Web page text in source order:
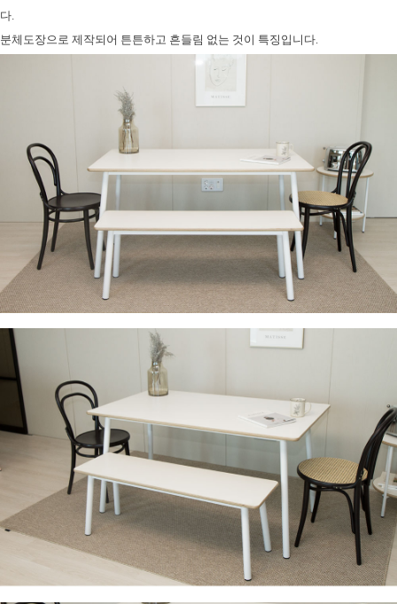
다.
분체도장으로 제작되어 튼튼하고 흔들림 없는 것이 특징입니다.